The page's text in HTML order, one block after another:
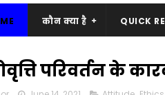
कौन क्या है QUICK
परिवर्तन के